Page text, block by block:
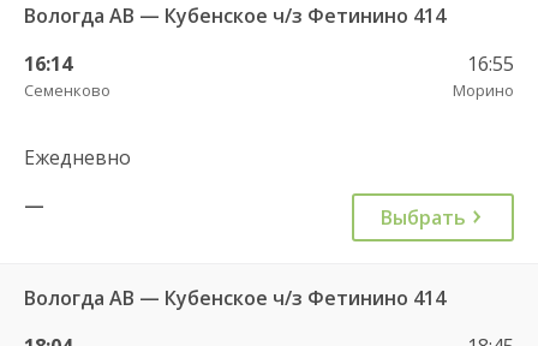
Вологда АВ — Кубенское ч/з Фетинино 414
16:14
Семенково
16:55
Морино
Ежедневно
—
Выбрать
Вологда АВ — Кубенское ч/з Фетинино 414